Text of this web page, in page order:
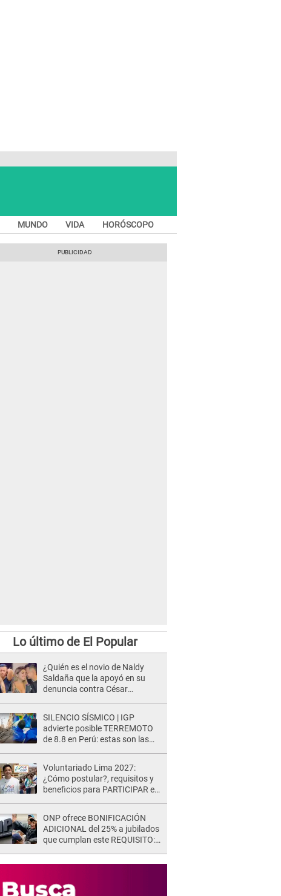
MUNDO VIDA HORÓSCOPO
Lo último de El Popular
¿Quién es el novio de Naldy
Saldaña que la apoyó en su
denuncia contra César
de 'La Bella Luz'?
SILENCIO SÍSMICO | IGP
advierte posible TERREMOTO
de 8.8 en Perú: estas son las
Voluntariado Lima 2027:
¿Cómo postular?, requisitos y
beneficios para PARTICIPAR en
ONP ofrece BONIFICACIÓN
ADICIONAL del 25% a jubilados
que cumplan este REQUISITO: